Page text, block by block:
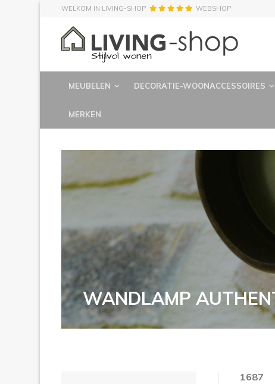
WELKOM IN LIVING-SHOP WEBSHOP
MEUBELEN DECORATIE-WOONACCESSOIRES
MERKEN
WANDLAMP
1687